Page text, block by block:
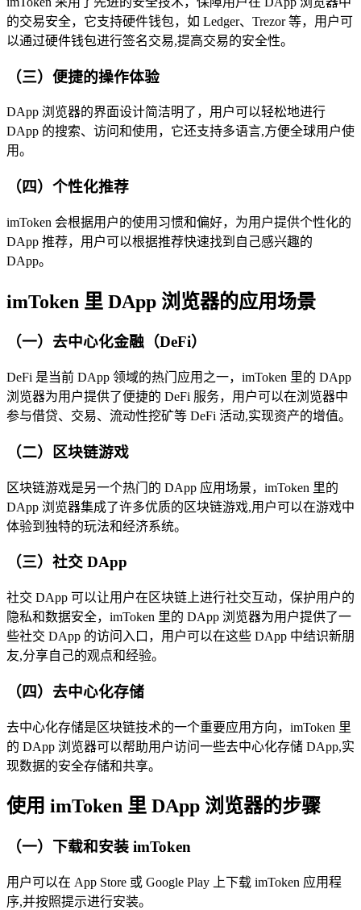
的交易安全，它支持硬件钱包，如 Ledger、Trezor 等，用户可
以通过硬件钱包进行签名交易,提高交易的安全性。
（三）便捷的操作体验
DApp 浏览器的界面设计简洁明了，用户可以轻松地进行
DApp 的搜索、访问和使用，它还支持多语言,方便全球用户使
用。
（四）个性化推荐
imToken 会根据用户的使用习惯和偏好，为用户提供个性化的
DApp 推荐，用户可以根据推荐快速找到自己感兴趣的
DApp。
imToken 里 DApp 浏览器的应用场景
（一）去中心化金融（DeFi）
DeFi 是当前 DApp 领域的热门应用之一，imToken 里的 DApp
浏览器为用户提供了便捷的 DeFi 服务，用户可以在浏览器中
参与借贷、交易、流动性挖矿等 DeFi 活动,实现资产的增值。
（二）区块链游戏
区块链游戏是另一个热门的 DApp 应用场景，imToken 里的
DApp 浏览器集成了许多优质的区块链游戏,用户可以在游戏中
体验到独特的玩法和经济系统。
（三）社交 DApp
社交 DApp 可以让用户在区块链上进行社交互动，保护用户的
隐私和数据安全，imToken 里的 DApp 浏览器为用户提供了一
些社交 DApp 的访问入口，用户可以在这些 DApp 中结识新朋
友,分享自己的观点和经验。
（四）去中心化存储
去中心化存储是区块链技术的一个重要应用方向，imToken 里
的 DApp 浏览器可以帮助用户访问一些去中心化存储 DApp,实
现数据的安全存储和共享。
使用 imToken 里 DApp 浏览器的步骤
（一）下载和安装 imToken
用户可以在 App Store 或 Google Play 上下载 imToken 应用程
序,并按照提示进行安装。